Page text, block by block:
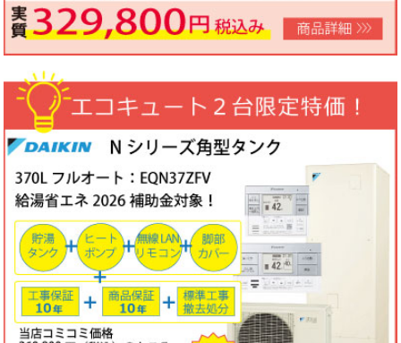
79,800円！数量限定のため、なくなり次第終了となります。
2026年05月15日
目玉商品
パロマ屋外式エコジョーズふろ給湯器台数限定大特価！20号オート
FH-E2011SAWL(K)マルチリモコンセットMFC-250V・標準工事費
（処分込）10年商品・工事保証付
コミコミ価格136,800円～